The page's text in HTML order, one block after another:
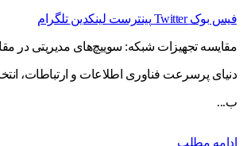
فیس بوک Twitter پینترست لینکدین تلگرام
مقایسه تجهیزات شبکه: سوییچ‌های مدیریتی در
دنیای پرسرعت فناوری اطلاعات و ارتباطات،
ب...
ادامه مطلب